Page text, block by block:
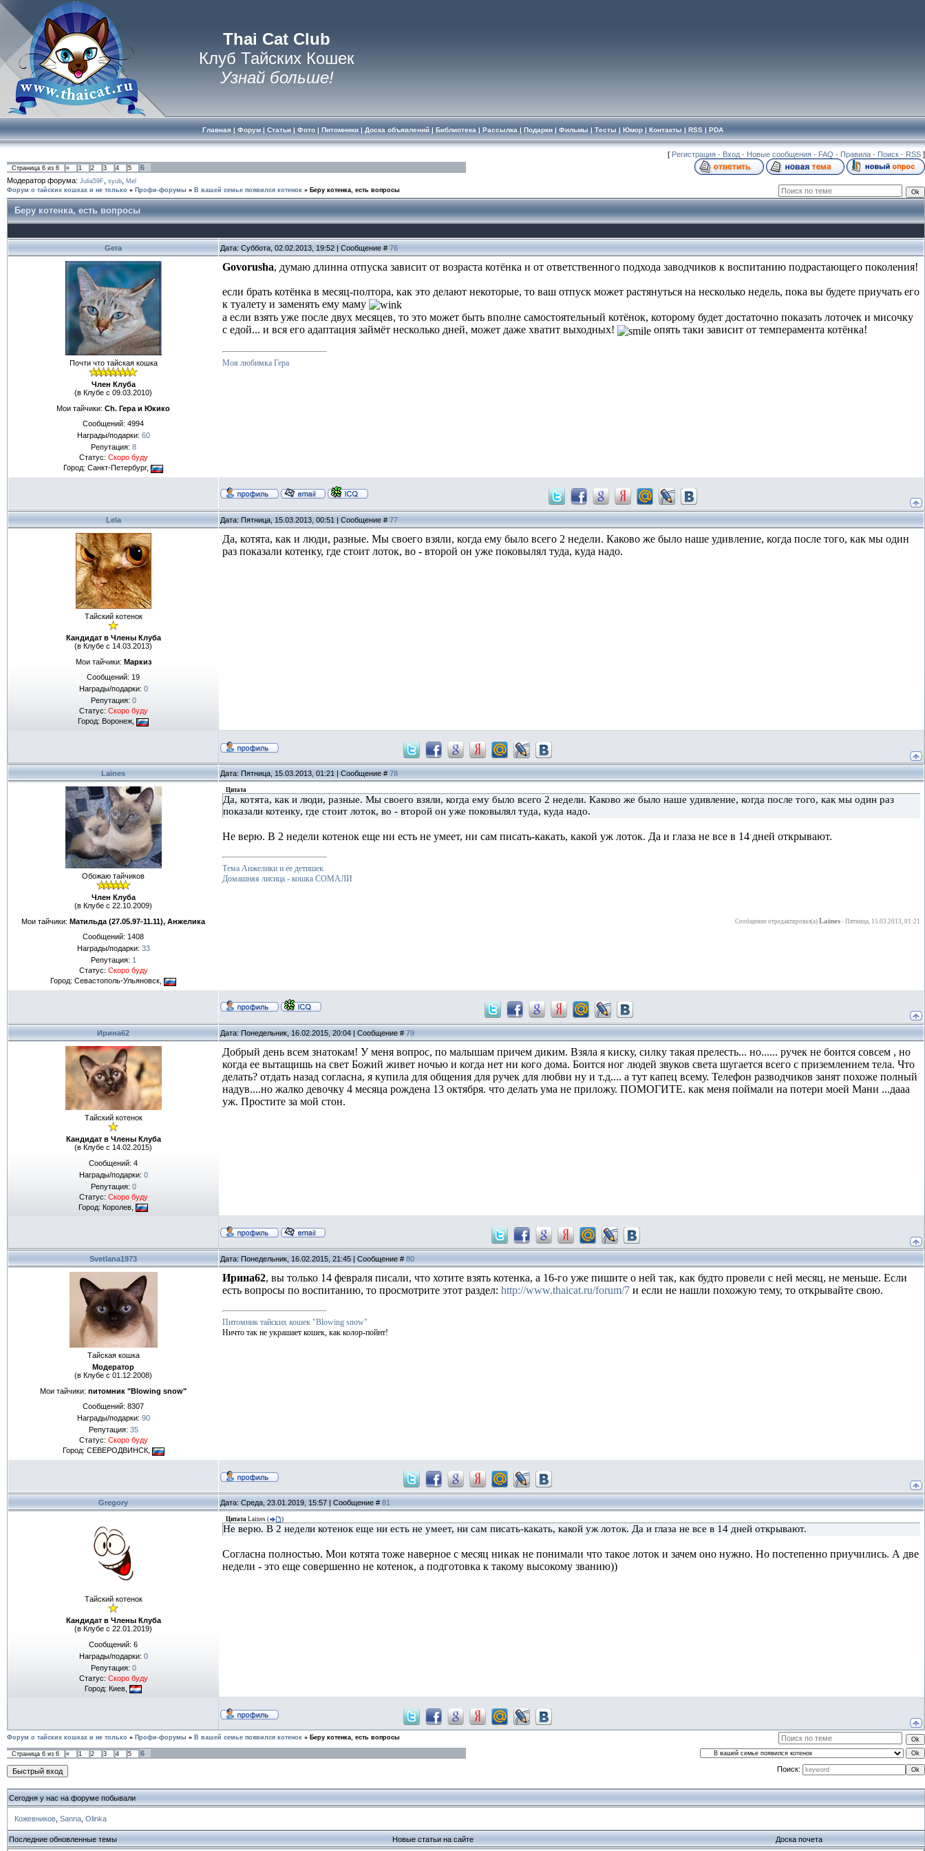
Thai Cat Club
Клуб Тайских Кошек
Узнай больше!
Главная| Форум| Статьи| Фото| Питомники| Доска объявлений| Библиотека | Рассылка | Подарки| Фильмы | Тесты | Юмор| Контакты | RSS| PDA
[ Регистрация · Вход · Новые сообщения · FAQ · Правила · Поиск · RSS ]
Страница 6 из 6 « 1 2 3 4 5
6
Модератор форума: Julia59F syub
Mel
Форум о тайских кошках и не только » Профи-форумы » В вашей семье появился котенок » Беру котенка, есть вопросы
Беру котенка, есть вопросы
Gera Дата: Суббота, 02.02.2013, 19:52 | Сообщение # 76
Почти что тайская кошка
Член Клуба
(в Клубе с 09.03.2010)
Мои тайчики: Ch. Гера и Юкико
Сообщений: 4994
Награды/подарки: 60
Репутация: 8
Статус: Скоро буду
Город: Санкт-Петербург,
Govorusha, думаю длинна отпуска зависит от возраста котёнка и от ответственного подхода заводчиков к воспитанию подрастающего поколения!
если брать котёнка в месяц-полтора, как это делают некоторые, то ваш отпуск может растянуться на несколько недель, пока вы будете приучать его
к туалету и заменять ему маму
а если взять уже после двух месяцев, то это может быть вполне самостоятельный котёнок, которому будет достаточно показать лоточек и мисочку
с едой... и вся его адаптация займёт несколько дней, может даже хватит выходных!
опять таки зависит от темперамента котёнка!
Моя любимка Гера
Lela Дата: Пятница, 15.03.2013, 00:51 | Сообщение # 77
Тайский котенок
Кандидат в Члены Клуба
(в Клубе с 14.03.2013)
Мои тайчики: Маркиз
Сообщений: 19
Награды/подарки: 0
Репутация: 0
Статус: Скоро буду
Город: Воронеж,
Да, котята, как и люди, разные. Мы своего взяли, когда ему было всего 2 недели. Каково же было наше удивление, когда после того, как мы один
раз показали котенку, где стоит лоток, во - второй он уже поковылял туда, куда надо.
Laines Дата: Пятница, 15.03.2013, 01:21 | Сообщение # 78
Обожаю тайчиков
Член Клуба
(в Клубе с 22.10.2009)
Мои тайчики: Матильда (27.05.97-11.11), Анжелика
Сообщений: 1408
Награды/подарки: 33
Репутация: 1
Статус: Скоро буду
Город: Севастополь-Ульяновск,
Цитата
Да, котята, как и люди, разные. Мы своего взяли, когда ему было всего 2 недели. Каково же было наше удивление, когда после того, как мы один раз
показали котенку, где стоит лоток, во - второй он уже поковылял туда, куда надо.
Не верю. В 2 недели котенок еще ни есть не умеет, ни сам писать-какать, какой уж лоток. Да и глаза не все в 14 дней открывают.
Тема Анжелики и ее детишек
Домашняя лисица - кошка СОМАЛИ
Сообщение отредактировал(а) Laines - Пятница, 15.03.2013, 01:21
Ирина62 Дата: Понедельник, 16.02.2015, 20:04 | Сообщение # 79
Тайский котенок
Кандидат в Члены Клуба
(в Клубе с 14.02.2015)
Сообщений: 4
Награды/подарки: 0
Репутация: 0
Статус: Скоро буду
Город: Королев,
Добрый день всем знатокам! У меня вопрос, по малышам причем диким. Взяла я киску, силку такая прелесть... но...... ручек не боится совсем , но
когда ее вытащишь на свет Божий живет ночью и когда нет ни кого дома. Боится ног людей звуков света шугается всего с приземлением тела. Что
делать? отдать назад согласна, я купила для общения для ручек для любви ну и т.д.... а тут капец всему. Телефон разводчиков занят похоже полный
надув....но жалко девочку 4 месяца рождена 13 октября. что делать ума не приложу. ПОМОГИТЕ. как меня поймали на потери моей Мани ...дааа
уж. Простите за мой стон.
Svetlana1973 Дата: Понедельник, 16.02.2015, 21:45 | Сообщение # 80
Тайская кошка
Модератор
(в Клубе с 01.12.2008)
Мои тайчики: питомник "Blowing snow"
Сообщений: 8307
Награды/подарки: 90
Репутация: 35
Статус: Скоро буду
Город: СЕВЕРОДВИНСК,
Ирина62, вы только 14 февраля писали, что хотите взять котенка, а 16-го уже пишите о ней так, как будто провели с ней месяц, не меньше. Если
есть вопросы по воспитанию, то просмотрите этот раздел: http://www.thaicat.ru/forum/7 и если не нашли похожую тему, то открывайте свою.
Питомник тайских кошек "Blowing snow"
Ничто так не украшает кошек, как колор-пойнт!
Gregory Дата: Среда, 23.01.2019, 15:57 | Сообщение # 81
Тайский котенок
Кандидат в Члены Клуба
(в Клубе с 22.01.2019)
Сообщений: 6
Награды/подарки: 0
Репутация: 0
Статус: Скоро буду
Город: Киев,
Цитата Laines ( )
Не верю. В 2 недели котенок еще ни есть не умеет, ни сам писать-какать, какой уж лоток. Да и глаза не все в 14 дней открывают.
Согласна полностью. Мои котята тоже наверное с месяц никак не понимали что такое лоток и зачем оно нужно. Но постепенно приучились. А две
недели - это еще совершенно не котенок, а подготовка к такому высокому званию))
Форум о тайских кошках и не только » Профи-форумы » В вашей семье появился котенок » Беру котенка, есть вопросы
Страница 6 из 6 « 1 2 3 4 5
6
Поиск:
Сегодня у нас на форуме побывали
Кожевников Sanna Olinka
Последние обновленные темы Новые статьи на сайте Доска почета